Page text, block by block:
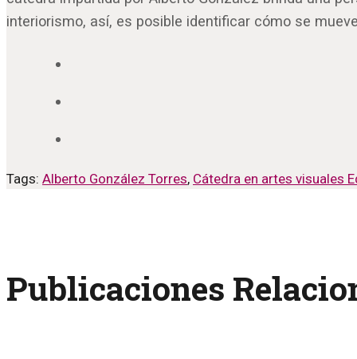
interiorismo, así, es posible identificar cómo se
Tags: Alberto González Torres, Cátedra en artes visuales
Publicaciones